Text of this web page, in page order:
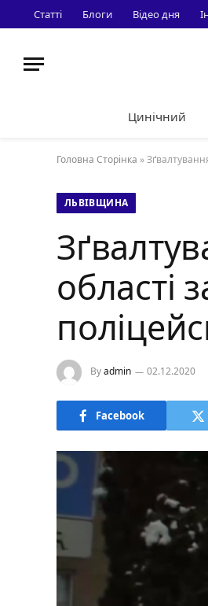
Статті Блоги Відео дня
Цинічний
Головна Сторінка »
ЛЬВІВЩИНА
області
Byadmin 02.12.2020
Facebook